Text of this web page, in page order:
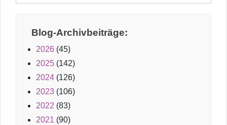
Blog-Archivbeiträge:
2026 (45)
2025 (142)
2024 (126)
2023 (106)
2022 (83)
2021 (90)